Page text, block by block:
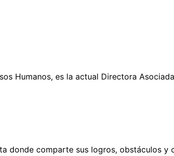
Humanos, es la actual Directora
donde comparte sus logros, obstáculos y